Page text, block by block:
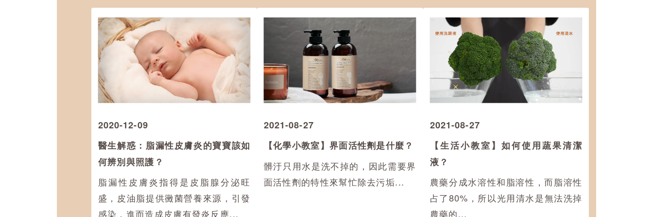
2020-12-09
醫生解惑：脂漏性皮膚炎的寶寶該如
何辨別與照護？
脂漏性皮膚炎指得是皮脂腺分泌旺
盛，皮油脂提供黴菌營養來源，引發
感染，進而造成皮膚有發炎反應...
2021-08-27
【化學小教室】界面活性劑是什麼？
髒汙只用水是洗不掉的，因此需要界
面活性劑的特性來幫忙除去污垢...
2021-08-27
【生活小教室】如何使用蔬果清潔
液？
農藥分成水溶性和脂溶性，而脂溶性
占了80%，所以光用清水是無法洗掉
農藥的...